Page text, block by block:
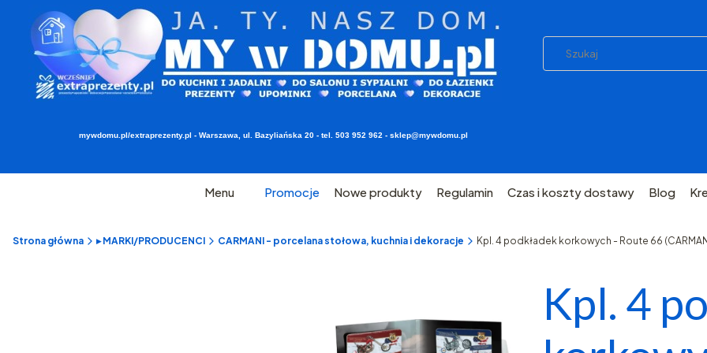
mywdomu.pl/extraprezenty.pl - Warszawa, ul. Bazyliańska 20 - tel. 503 952 962 - sklep@mywdomu.pl
Menu Promocje Nowe produkty Regulamin Czas i koszty dostawy Blog
Strona główna ▸ MARKI/PRODUCENCI CARMANI - porcelana stołowa, kuchnia i dekoracje Kpl. 4 podkładek korkowych - Route 66
Kpl. 4